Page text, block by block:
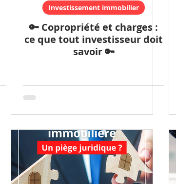
Investissement immobilier
🔑 Copropriété et charges :
ce que tout investisseur doit
savoir 🔑